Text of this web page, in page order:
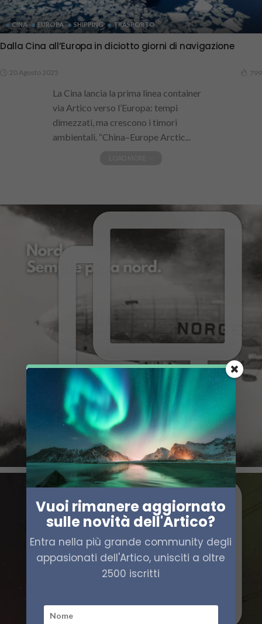
CINA EUROPA SHIPPING TRASPORTO
Dalla Cina all’Europa in diciotto giorni di navigazione
20 Agosto 2025 799
La Cina lancia la prima linea container
via Artico verso l’Europa: tempi
dimezzati, ma crescono i timori
ambientali. “China–Europe Arctic...
Vuoi rimanere aggiornato
sulle novità dell'Artico?
Entra nella più grande community degli
appasionati dell'Artico, unisciti a oltre
2500 iscritti